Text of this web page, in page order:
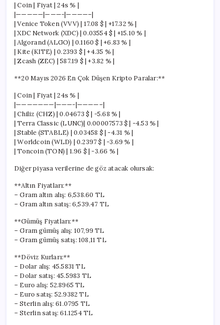
| Coin | Fiyat | 24s % |
|—————|———-|————–|
| Venice Token (VVV) | 17.08 $ | +17.32 % |
| XDC Network (XDC) | 0.03554 $ | +15.10 % |
| Algorand (ALGO) | 0.1160 $ | +6.83 % |
| Kite (KITE) | 0.2393 $ | +4.35 % |
| Zcash (ZEC) | 587.19 $ | +3.82 % |
**20 Mayıs 2026 En Çok Düşen Kripto Paralar:**
| Coin | Fiyat | 24s % |
|———————|———-|————–|
| Chiliz (CHZ) | 0.04673 $ | -5.68 % |
| Terra Classic (LUNC)| 0.00007573 $ | -4.53 % |
| Stable (STABLE) | 0.03458 $ | -4.31 % |
| Worldcoin (WLD) | 0.2397 $ | -3.69 % |
| Toncoin (TON) | 1.96 $ | -3.66 % |
Diğer piyasa verilerine de göz atacak olursak:
**Altın Fiyatları:**
– Gram altın alış: 6,538.60 TL
– Gram altın satış: 6,539.47 TL
**Gümüş Fiyatları:**
– Gram gümüş alış: 107,99 TL
– Gram gümüş satış: 108,11 TL
**Döviz Kurları:**
– Dolar alış: 45.5831 TL
– Dolar satış: 45.5983 TL
– Euro alış: 52.8965 TL
– Euro satış: 52.9382 TL
– Sterlin alış: 61.0795 TL
– Sterlin satış: 61.1254 TL